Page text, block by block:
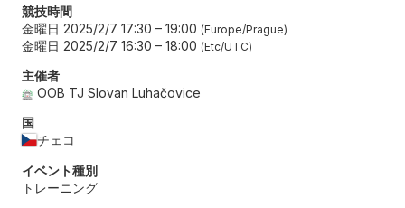
競技時間
金曜日 2025/2/7 17:30 – 19:00 Europe/Prague
金曜日 2025/2/7 16:30 – 18:00 Etc/UTC
主催者
OOB TJ Slovan Luhačovice
国
チェコ
イベント種別
トレーニング